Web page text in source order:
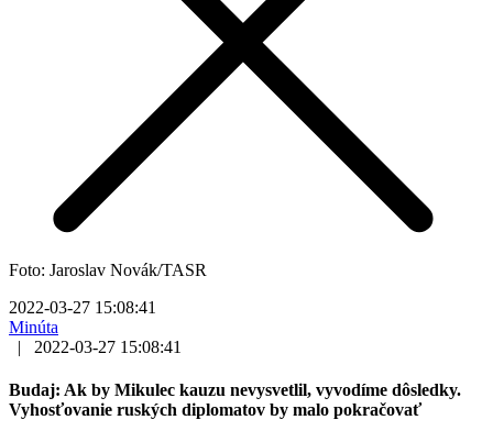
Foto: Jaroslav Novák/TASR
2022-03-27 15:08:41
Minúta
|
2022-03-27 15:08:41
Budaj: Ak by Mikulec kauzu nevysvetlil, vyvodíme dôsledky.
Vyhosťovanie ruských diplomatov by malo pokračovať